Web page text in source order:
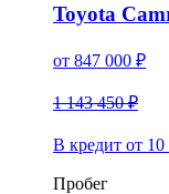
Toyota
от 847 000 ₽
1 143 450 ₽
В кредит от 10
Пробег